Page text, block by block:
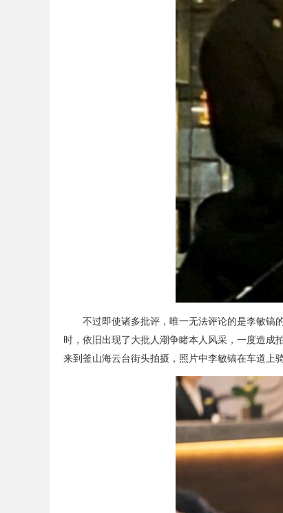
不过即使诸多批评，唯一无法评论的是李敏镐
时，依旧出现了大批人潮争睹本人风采，一度造成
来到釜山海云台街头拍摄，照片中李敏镐在车道上